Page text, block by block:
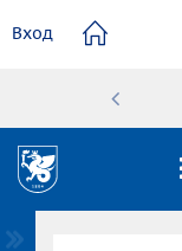
содержанию
Вход